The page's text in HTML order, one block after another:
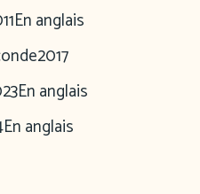
En anglais
2017
En anglais
En anglais